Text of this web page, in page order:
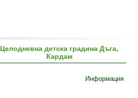
Целодневна детска градина Дъга,
Кардам
Информация